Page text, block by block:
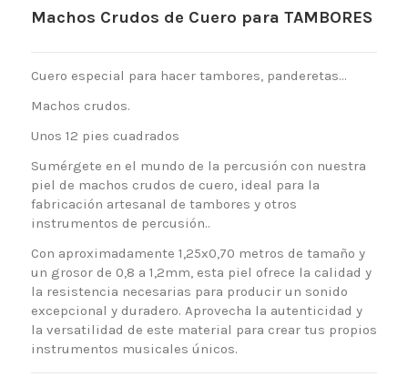
Machos Crudos de Cuero para TAMBORES
Cuero especial para hacer tambores, panderetas...
Machos crudos.
Unos 12 pies cuadrados
Sumérgete en el mundo de la percusión con nuestra
piel de machos crudos de cuero, ideal para la
fabricación artesanal de tambores y otros
instrumentos de percusión..
Con aproximadamente 1,25x0,70 metros de tamaño y
un grosor de 0,8 a 1,2mm, esta piel ofrece la calidad y
la resistencia necesarias para producir un sonido
excepcional y duradero. Aprovecha la autenticidad y
la versatilidad de este material para crear tus propios
instrumentos musicales únicos.